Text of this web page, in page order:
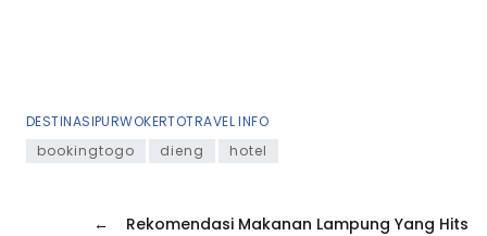
DESTINASIPURWOKERTOTRAVEL INFO
bookingtogo
dieng hotel
←
Rekomendasi Makanan Lampung Yang Hits